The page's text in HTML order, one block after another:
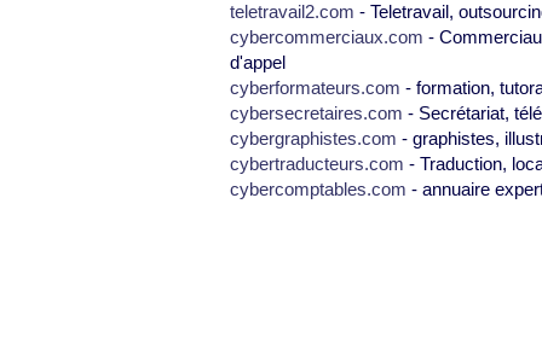
teletravail2.com - Teletravail,
cybercommerciaux.com -
d'appel
cyberformateurs.com - formation,
cybersecretaires.com - Secrétariat,
cybergraphistes.com - graphistes,
cybertraducteurs.com - Traduction,
cybercomptables.com - annuaire